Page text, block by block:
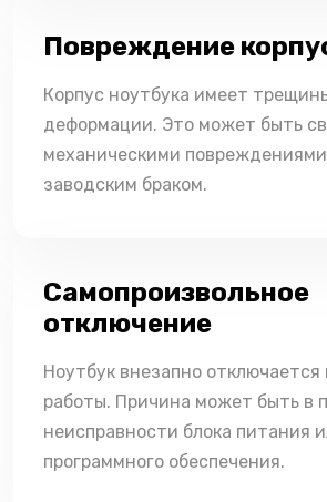
Повреждение
Корпус ноутбука имеет
деформации. Это может быть
механическими
заводским браком.
Самопроизвольное
отключение
Ноутбук внезапно отключается
работы. Причина может быть в
неисправности блока питания
программного обеспечения.